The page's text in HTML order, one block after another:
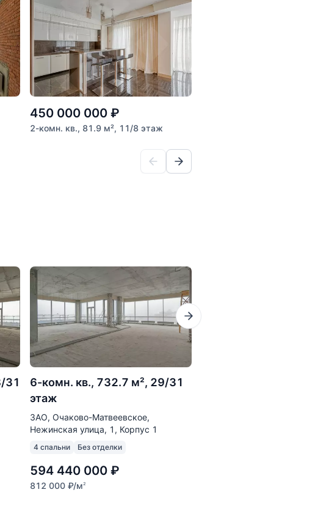
450 000 000 ₽
2-комн. кв., 81.9 м², 11/8 этаж
31
6-комн. кв., 732.7 м², 29/31
этаж
ЗАО, Очаково-Матвеевское,
Нежинская улица, 1, Корпус 1
4 спальни Без отделки
594 440 000 ₽
812 000 ₽/м2